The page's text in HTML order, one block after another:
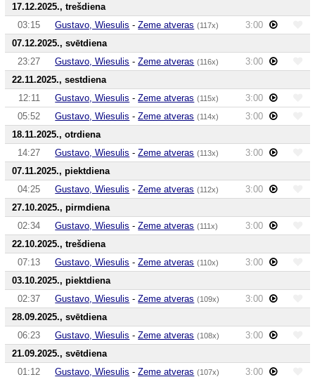
17.12.2025., trešdiena
03:15
Gustavo, Wiesulis -Zeme atveras (117x)
3:00
07.12.2025., svētdiena
23:27
Gustavo, Wiesulis -Zeme atveras (116x)
3:00
22.11.2025., sestdiena
12:11
Gustavo, Wiesulis -Zeme atveras (115x)
3:00
05:52
Gustavo, Wiesulis -Zeme atveras (114x)
3:00
18.11.2025., otrdiena
14:27
Gustavo, Wiesulis -Zeme atveras (113x)
3:00
07.11.2025., piektdiena
04:25
Gustavo, Wiesulis -Zeme atveras (112x)
3:00
27.10.2025., pirmdiena
02:34
Gustavo, Wiesulis -Zeme atveras (111x)
3:00
22.10.2025., trešdiena
07:13
Gustavo, Wiesulis -Zeme atveras (110x)
3:00
03.10.2025., piektdiena
02:37
Gustavo, Wiesulis -Zeme atveras (109x)
3:00
28.09.2025., svētdiena
06:23
Gustavo, Wiesulis -Zeme atveras (108x)
3:00
21.09.2025., svētdiena
01:12
Gustavo, Wiesulis -Zeme atveras (107x)
3:00